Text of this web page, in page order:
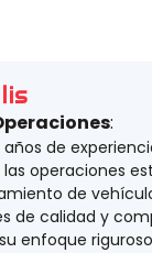
:
de
operaciones
de
de calidad y
enfoque